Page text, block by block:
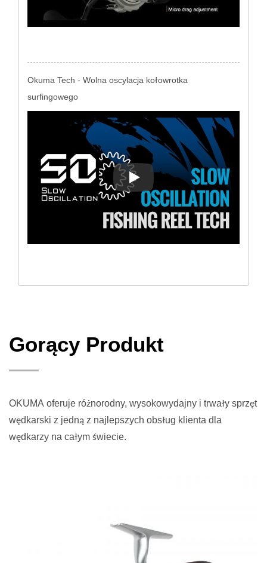
Okuma Tech - Wolna oscylacja kołowrotka
surfingowego
Okuma Tech - Wolna
Gorący Produkt
OKUMA oferuje różnorodny, wysokowydajny i trwały sprzęt
wędkarski z jedną z najlepszych obsług klienta dla
wędkarzy na całym świecie.